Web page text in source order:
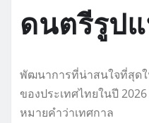
ดนตรีรูป
พัฒนาการที่น่าสนใจที่สุดใ
ของประเทศไทยในปี
หมายคำว่าเทศกาล